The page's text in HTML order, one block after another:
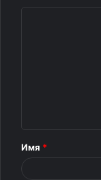
Имя *